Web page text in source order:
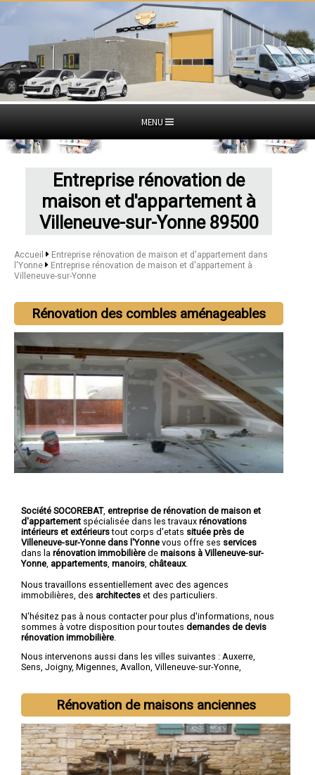
MENU
Entreprise rénovation de
maison et d'appartement à
Villeneuve-sur-Yonne 89500
Accueil
Entreprise rénovation de maison et d'appartement dans
l'Yonne
Entreprise rénovation de maison et d'appartement à
Villeneuve-sur-Yonne
Rénovation des combles aménageables
Société SOCOREBAT, entreprise de rénovation de maison et
d'appartement spécialisée dans les travaux rénovations
intérieurs et extérieurstout corps d'etats située près de
Villeneuve-sur-Yonne dans l'Yonne vous offre ses services
dans la rénovation immobilière de maisons à Villeneuve-sur-
Yonne appartements manoirs châteaux.
Nous travaillons essentiellement avec des agences
immobilières, des architectes et des particuliers.
N'hésitez pas à nous contacter pour plus d'informations, nous
sommes à votre disposition pour toutes demandes de devis
rénovation immobilière
Nous intervenons aussi dans les villes suivantes : Auxerre,
Sens, Joigny, Migennes, Avallon, Villeneuve-sur-Yonne,
Rénovation de maisons anciennes